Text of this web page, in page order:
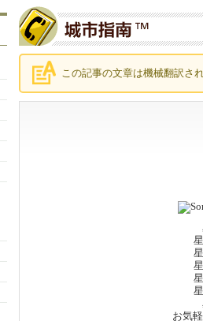
この記事の文章は機械翻訳さ
お気